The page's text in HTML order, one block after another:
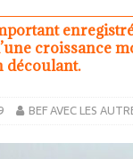
croissance
découlant.
BEF AVEC LES